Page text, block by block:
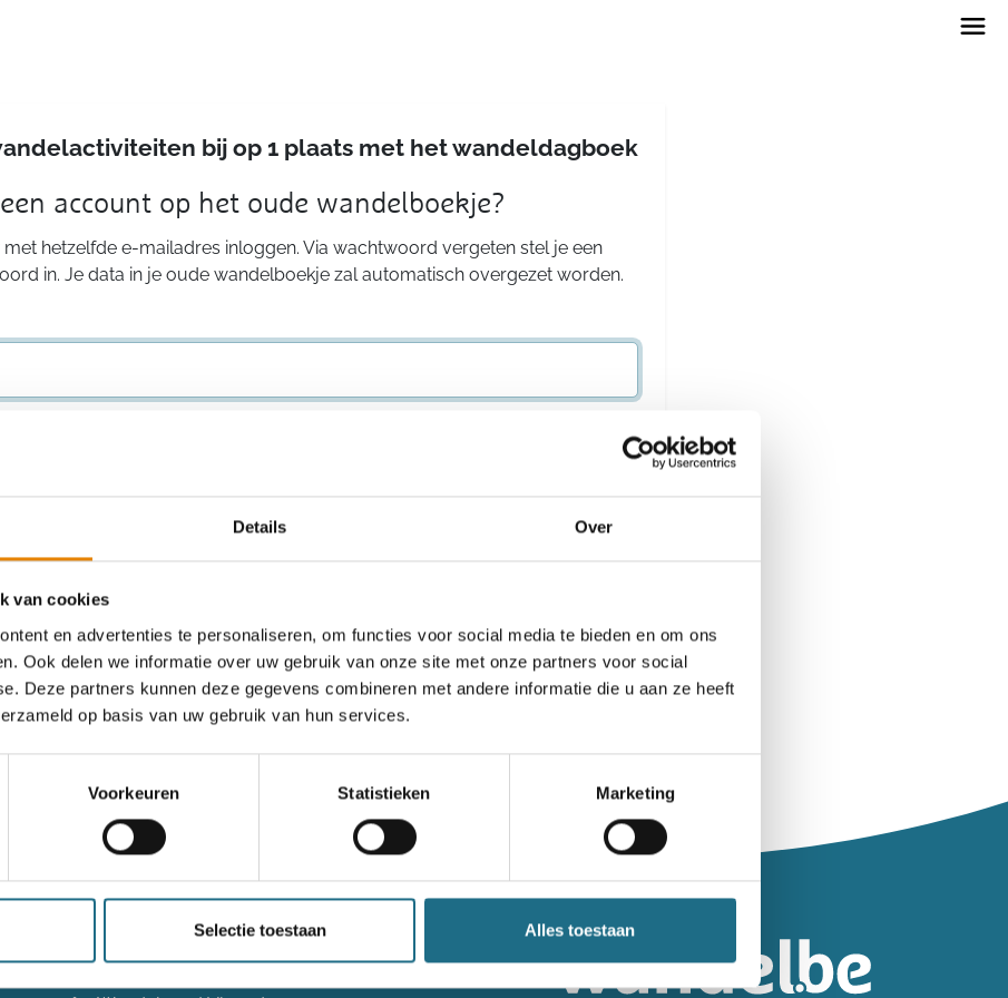
Details Over
van cookies
en advertenties te personaliseren, om functies voor social media te bieden en om ons
Ook delen we informatie over uw gebruik van onze site met onze partners voor social
Deze partners kunnen deze gegevens combineren met andere informatie die u aan ze heeft
op basis van uw gebruik van hun services.
Voorkeuren Statistieken Marketing
Selectie toestaan Alles toestaan
bij op 1 plaats met het wandeldagboek
account op het oude wandelboekje?
met hetzelfde e-mailadres inloggen. Via wachtwoord vergeten stel je een
in. Je data in je oude wandelboekje zal automatisch overgezet worden.
geen account?
account aan
niet goed in het wandeldagboek? Raadpleeg dan hier de handleiding.
Contact